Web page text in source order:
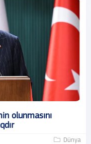
olunmasını
Dünya